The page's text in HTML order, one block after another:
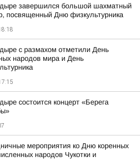
завершился большой шахматный
посвященный Дню физкультурника
с размахом отметили День
народов мира и День
состоится концерт «Берега
мероприятия ко Дню коренных
народов Чукотки и